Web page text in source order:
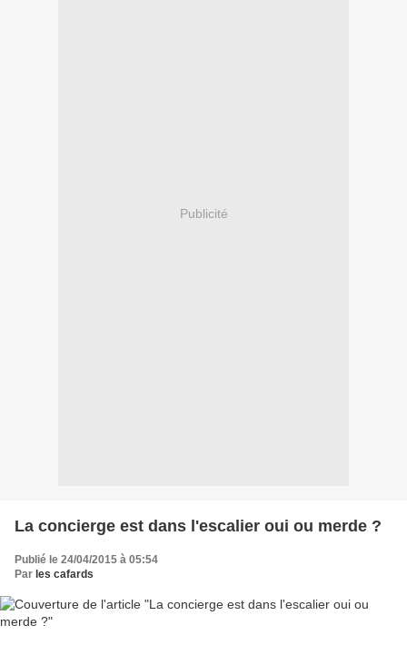
Publicité
La concierge est dans l'escalier oui ou merde ?
Publié le 24/04/2015 à 05:54
Par les cafards